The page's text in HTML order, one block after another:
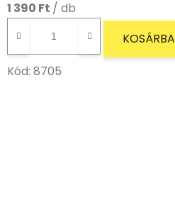
1 390 Ft / db
KOSÁRBA
Kód: 8705